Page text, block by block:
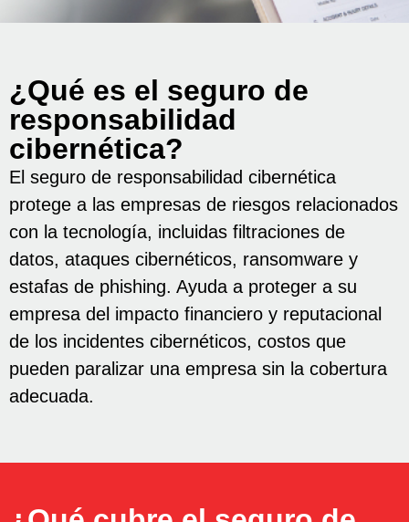
¿Qué es el seguro de
responsabilidad
cibernética?
El seguro de responsabilidad cibernética
protege a las empresas de riesgos relacionados
con la tecnología, incluidas filtraciones de
datos, ataques cibernéticos, ransomware y
estafas de phishing. Ayuda a proteger a su
empresa del impacto financiero y reputacional
de los incidentes cibernéticos, costos que
pueden paralizar una empresa sin la cobertura
adecuada.